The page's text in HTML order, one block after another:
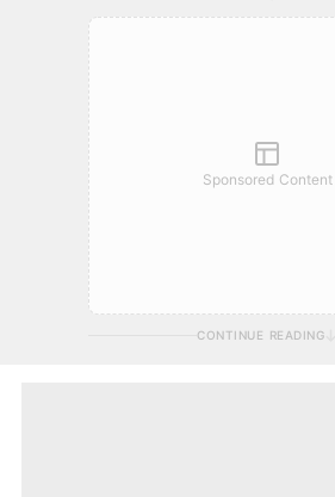
Sponsored Content
CONTINUE READING